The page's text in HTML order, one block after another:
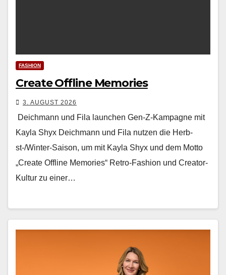
FASHION
Create Offline Memories
3. AUGUST 2026
Deichmann und Fila launchen Gen-Z-Kampagne mit
Kayla Shyx Deich­mann und Fila nutzen die Herb­
st-/Win­ter-Sai­son, um mit Kay­la Shyx und dem Mot­to
„Cre­ate Offline Mem­o­ries“ Retro-Fash­ion und Cre­ator-
Kul­tur zu ein­er…